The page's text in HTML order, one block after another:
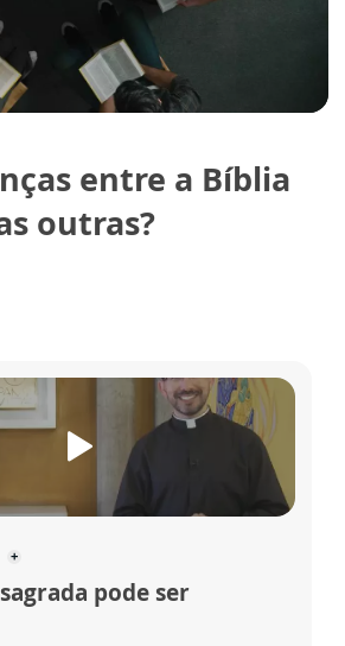
entre a Bíblia
outras?
pode ser